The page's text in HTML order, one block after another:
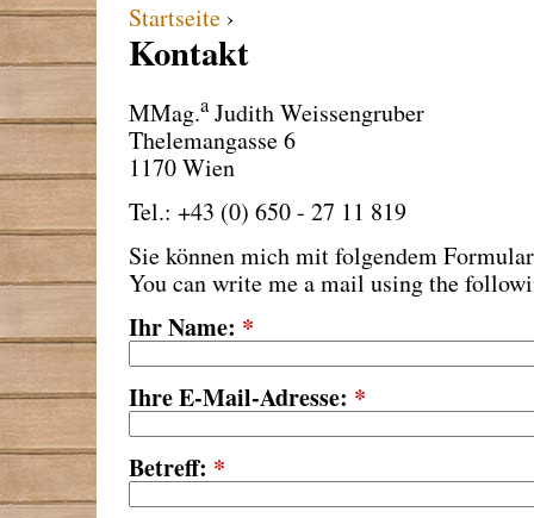
Startseite ›
Kontakt
MMag.aJudith Weissengruber
Thelemangasse 6
1170 Wien
Tel.: +43 (0) 650 - 27 11 819
Sie können mich mit folgendem
You can write me a mail using the
Ihr Name: *
Ihre E-Mail-Adresse: *
Betreff: *